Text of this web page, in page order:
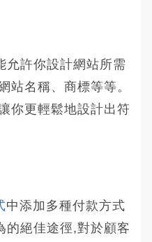
允許你設計網站所需
站名稱、商標等等。
你更輕鬆地設計出符
中添加多種付款方式
的絕佳途徑,對於顧客